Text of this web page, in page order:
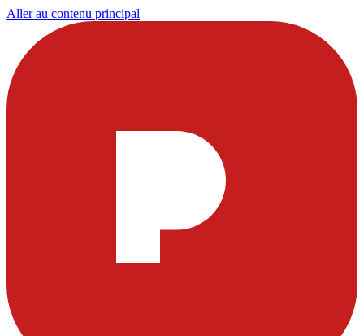
Aller au contenu principal